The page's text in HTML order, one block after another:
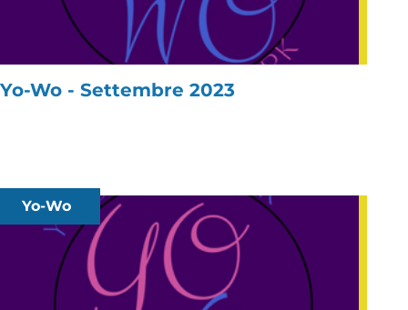
Yo-Wo - Settembre 2023
Yo-Wo